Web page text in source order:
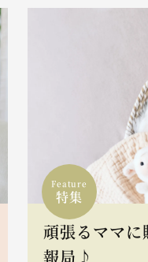
Feature
特集
頑張るママ
報局♪